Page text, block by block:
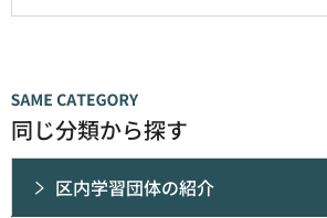
同じ分類から探す
区内学習団体の紹介